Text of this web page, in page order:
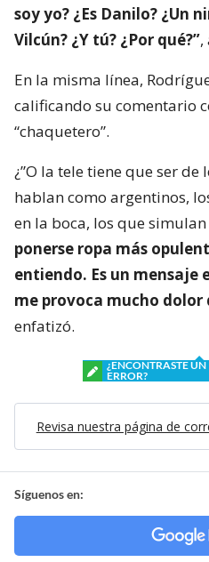
soy yo? ¿Es Danilo? ¿Un
Vilcún? ¿Y tú? ¿Por qué?”,
En la misma línea,
calificando su comentario
“chaquetero”.
¿”O la tele tiene que ser de
hablan como argentinos,
en la boca, los que
ponerse ropa más
entiendo. Es un mensaje
me provoca mucho dolor
enfatizó.
¿ENCONTRASTE UN
ERROR?
Revisa nuestra página de
Síguenos en: